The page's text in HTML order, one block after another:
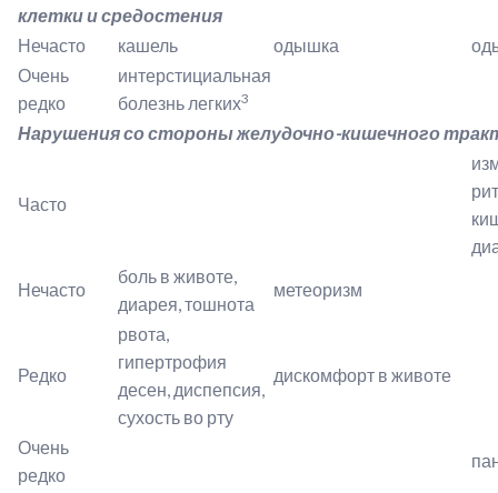
клетки и средостения
Нечасто
кашель одышка
Очень
редко
интерстициальная
болезнь легких3
Нарушения со стороны желудочно-кишечного
Часто
Нечасто
боль в животе,
диарея, тошнота
метеоризм
Редко
рвота,
гипертрофия
десен, диспепсия,
сухость во рту
дискомфорт в животе
Очень
редко